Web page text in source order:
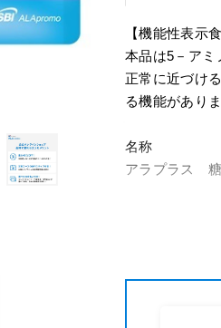
【機能性表示
本品は5－アミ
正常に近づけ
る機能があり
名称
アラプラス
召し上がり方